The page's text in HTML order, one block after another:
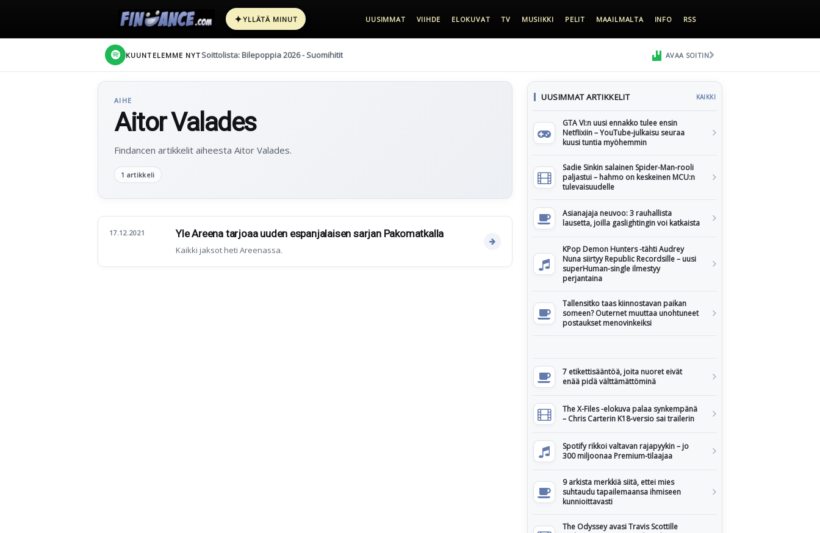
✦YLLÄTÄ MINUT UUSIMMAT VIIHDE ELOKUVAT TV MUSIIKKI PELIT MAAILMALTA INFO RSS
KUUNTELEMME NYT Soittolista: Bilepoppia 2026 - Suomihitit AVAA SOITIN
AIHE
Aitor Valades
Findancen artikkelit aiheesta Aitor Valades.
1 artikkeli
17.12.2021 Yle Areena tarjoaa uuden espanjalaisen sarjan Pakomatkalla
Kaikki jaksot heti Areenassa.
UUSIMMAT ARTIKKELIT KAIKKI
GTA VI:n uusi ennakko tulee ensin
Netflixiin – YouTube-julkaisu seuraa
kuusi tuntia myöhemmin
Sadie Sinkin salainen Spider-Man-rooli
paljastui – hahmo on keskeinen MCU:n
tulevaisuudelle
Asianajaja neuvoo: 3 rauhallista
lausetta, joilla gaslightingin voi katkaista
KPop Demon Hunters -tähti Audrey
Nuna siirtyy Republic Recordsille – uusi
superHuman-single ilmestyy
perjantaina
Tallensitko taas kiinnostavan paikan
someen? Outernet muuttaa unohtuneet
postaukset menovinkeiksi
7 etikettisääntöä, joita nuoret eivät
enää pidä välttämättöminä
The X-Files -elokuva palaa synkempänä
– Chris Carterin K18-versio sai trailerin
Spotify rikkoi valtavan rajapyykin – jo
300 miljoonaa Premium-tilaajaa
9 arkista merkkiä siitä, ettei mies
suhtaudu tapailemaansa ihmiseen
kunnioittavasti
The Odyssey avasi Travis Scottille